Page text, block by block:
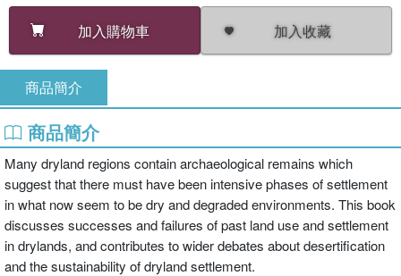
加入購物車 加入收藏
商品簡介
商品簡介
Many dryland regions contain archaeological remains which
suggest that there must have been intensive phases of settlement
in what now seem to be dry and degraded environments. This book
discusses successes and failures of past land use and settlement
in drylands, and contributes to wider debates about desertification
and the sustainability of dryland settlement.